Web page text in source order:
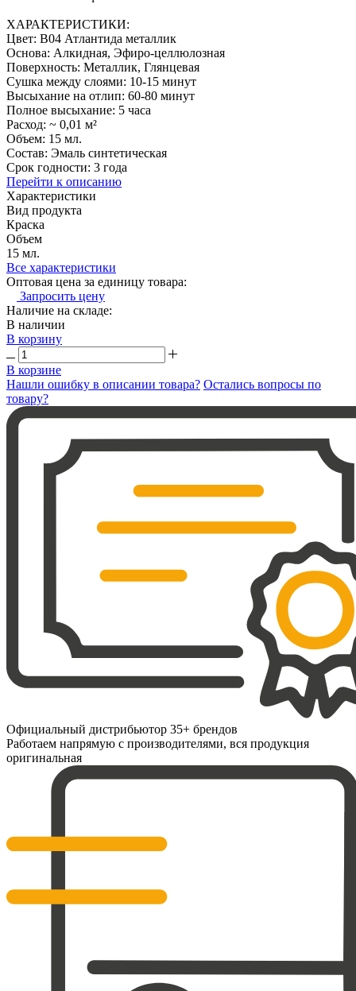
ХАРАКТЕРИСТИКИ:
Цвет: B04 Атлантида металлик
Основа: Алкидная, Эфиро-целлюлозная
Поверхность: Металлик, Глянцевая
Сушка между слоями: 10-15 минут
Высыхание на отлип: 60-80 минут
Полное высыхание: 5 часа
Расход: ~ 0,01 м²
Объем: 15 мл.
Состав: Эмаль синтетическая
Срок годности: 3 года
Перейти к описанию
Характеристики
Вид продукта
Краска
Объем
15 мл.
Все характеристики
Оптовая цена за единицу товара:
Запросить цену
Наличие на складе:
В наличии
В корзину
В корзине
Нашли ошибку в описании товара? Остались вопросы по
товару?
Официальный дистрибьютор 35+ брендов
Работаем напрямую с производителями, вся продукция
оригинальная